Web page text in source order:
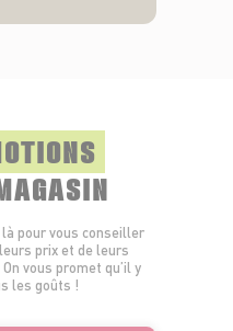
pour vous conseiller
prix et de leurs
vous promet qu’il y
les goûts !